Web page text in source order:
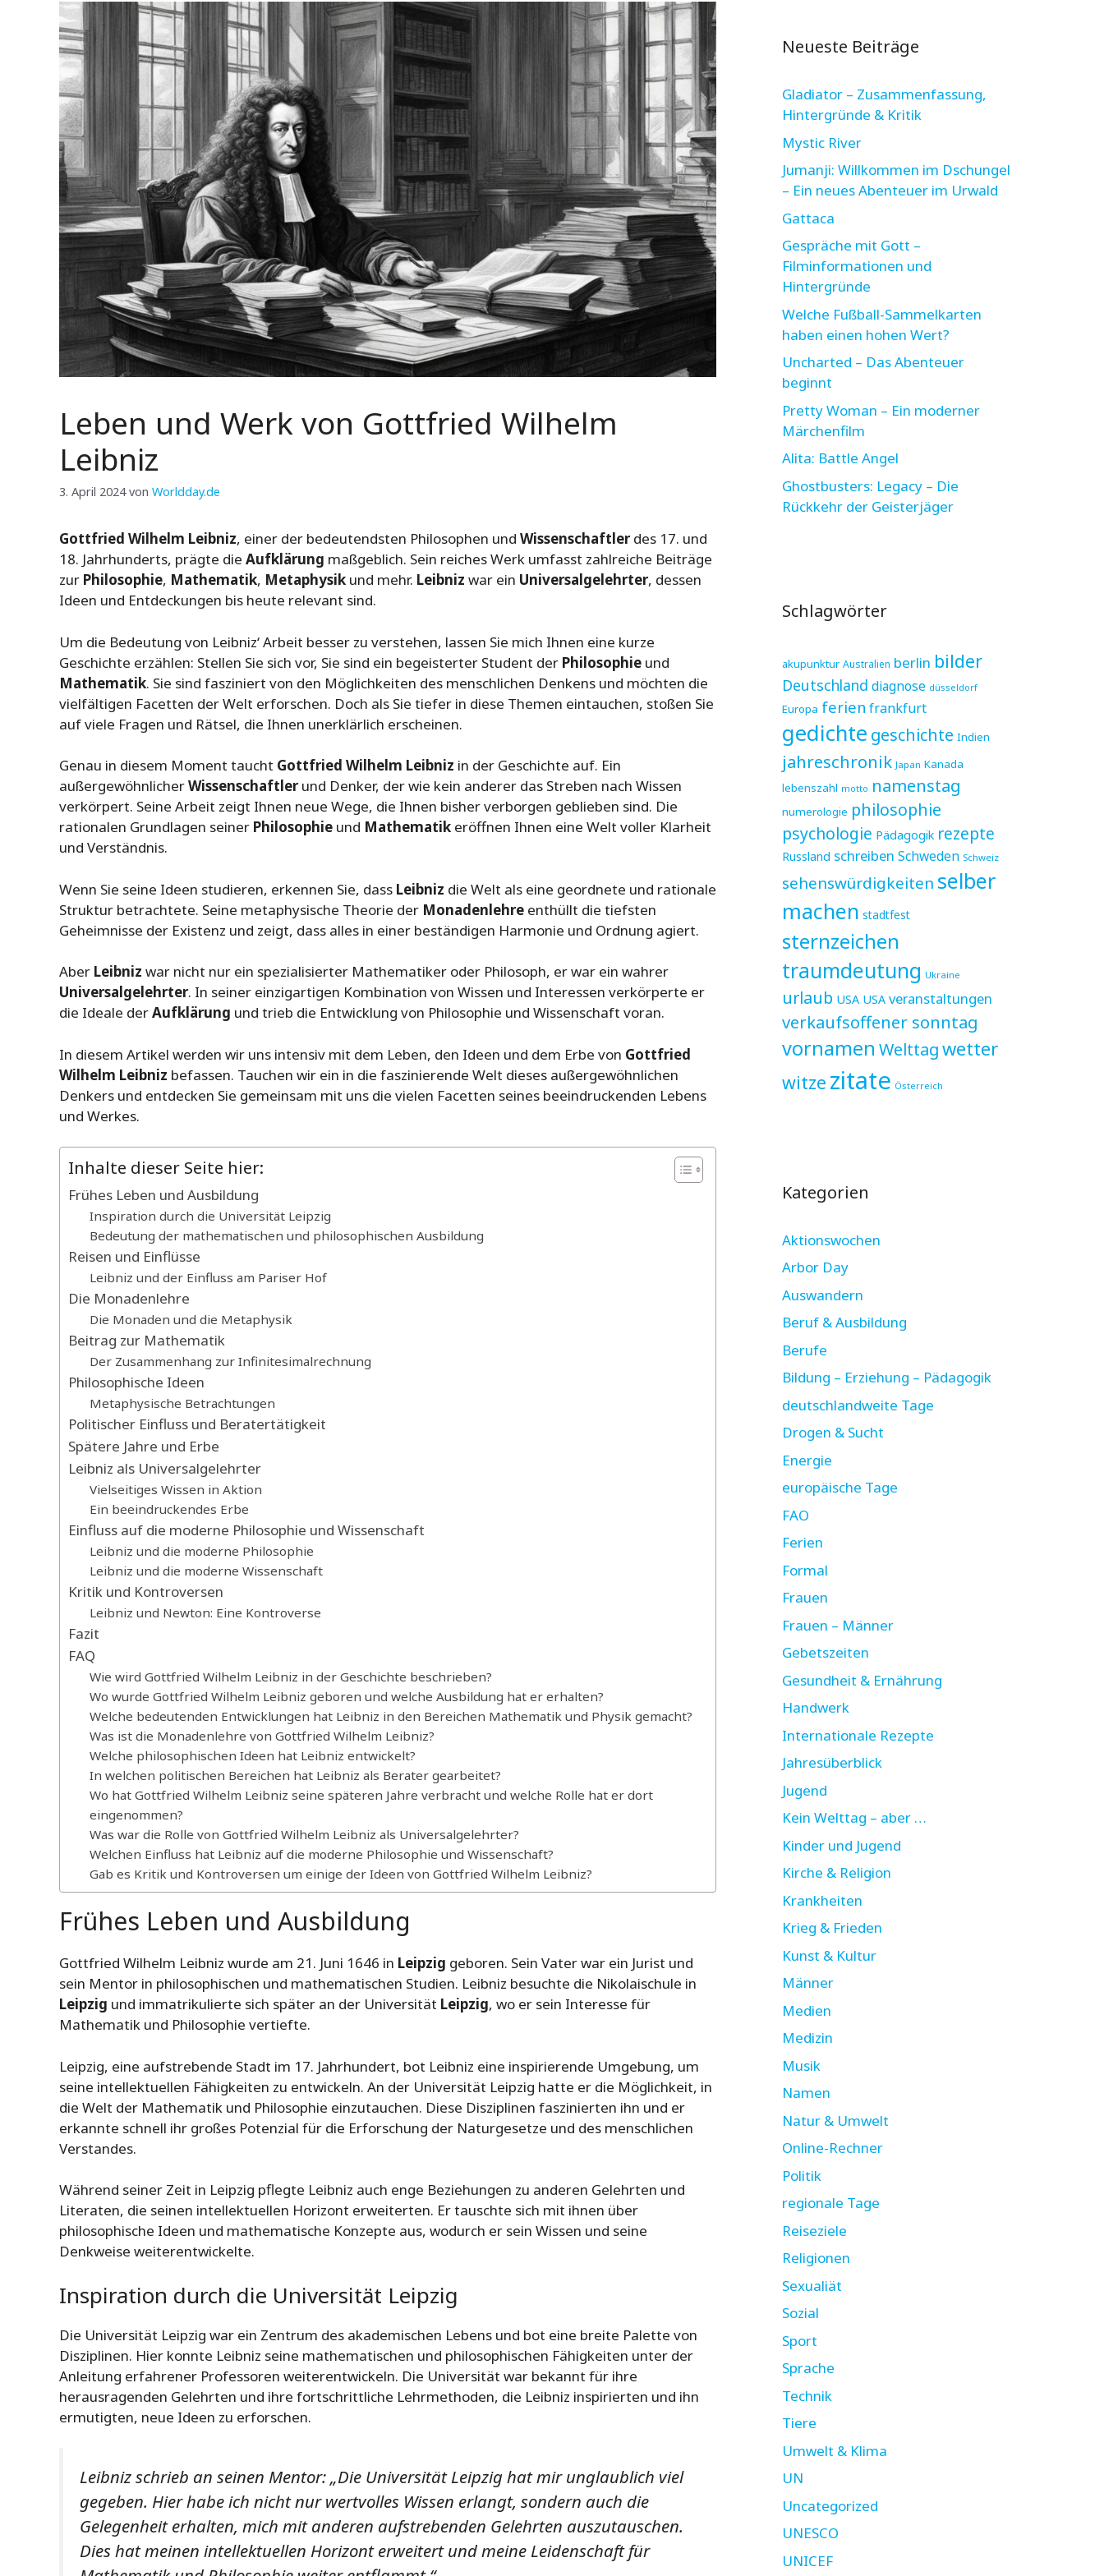
Leben und Werk von Gottfried Wilhelm
Leibniz
3. April 2024 von Worldday.de
Gottfried Wilhelm Leibniz, einer der bedeutendsten Philosophen und Wissenschaftlerdes 17. und
18. Jahrhunderts, prägte die Aufklärung maßgeblich. Sein reiches Werk umfasst zahlreiche Beiträge
zur Philosophie, Mathematik, Metaphysik und mehr. Leibniz war ein Universalgelehrter, dessen
Ideen und Entdeckungen bis heute relevant sind.
Um die Bedeutung von Leibniz‘ Arbeit besser zu verstehen, lassen Sie mich Ihnen eine kurze
Geschichte erzählen: Stellen Sie sich vor, Sie sind ein begeisterter Student der Philosophie und
Mathematik. Sie sind fasziniert von den Möglichkeiten des menschlichen Denkens und möchten die
vielfältigen Facetten der Welt erforschen. Doch als Sie tiefer in diese Themen eintauchen, stoßen Sie
auf viele Fragen und Rätsel, die Ihnen unerklärlich erscheinen.
Genau in diesem Moment taucht Gottfried Wilhelm Leibniz in der Geschichte auf. Ein
außergewöhnlicherWissenschaftlerund Denker, der wie kein anderer das Streben nach Wissen
verkörpert. Seine Arbeit zeigt Ihnen neue Wege, die Ihnen bisher verborgen geblieben sind. Die
rationalen Grundlagen seiner Philosophie und Mathematik eröffnen Ihnen eine Welt voller Klarheit
und Verständnis.
Wenn Sie seine Ideen studieren, erkennen Sie, dass Leibniz die Welt als eine geordnete und rationale
Struktur betrachtete. Seine metaphysische Theorie der Monadenlehre enthüllt die tiefsten
Geheimnisse der Existenz und zeigt, dass alles in einer beständigen Harmonie und Ordnung agiert.
Aber Leibniz war nicht nur ein spezialisierter Mathematiker oder Philosoph, er war ein wahrer
Universalgelehrter. In seiner einzigartigen Kombination von Wissen und Interessen verkörperte er
die Ideale derAufklärung und trieb die Entwicklung von Philosophie und Wissenschaft voran.
In diesem Artikel werden wir uns intensiv mit dem Leben, den Ideen und dem Erbe von Gottfried
Wilhelm Leibniz befassen. Tauchen wir ein in die faszinierende Welt dieses außergewöhnlichen
Denkers und entdecken Sie gemeinsam mit uns die vielen Facetten seines beeindruckenden Lebens
und Werkes.
Inhalte dieser Seite hier:
Frühes Leben und Ausbildung
Inspiration durch die Universität Leipzig
Bedeutung der mathematischen und philosophischen Ausbildung
Reisen und Einflüsse
Leibniz und der Einfluss am Pariser Hof
Die Monadenlehre
Die Monaden und die Metaphysik
Beitrag zur Mathematik
Der Zusammenhang zur Infinitesimalrechnung
Philosophische Ideen
Metaphysische Betrachtungen
Politischer Einfluss und Beratertätigkeit
Spätere Jahre und Erbe
Leibniz als Universalgelehrter
Vielseitiges Wissen in Aktion
Ein beeindruckendes Erbe
Einfluss auf die moderne Philosophie und Wissenschaft
Leibniz und die moderne Philosophie
Leibniz und die moderne Wissenschaft
Kritik und Kontroversen
Leibniz und Newton: Eine Kontroverse
Fazit
FAQ
Wie wird Gottfried Wilhelm Leibniz in der Geschichte beschrieben?
Wo wurde Gottfried Wilhelm Leibniz geboren und welche Ausbildung hat er erhalten?
Welche bedeutenden Entwicklungen hat Leibniz in den Bereichen Mathematik und Physik gemacht?
Was ist die Monadenlehre von Gottfried Wilhelm Leibniz?
Welche philosophischen Ideen hat Leibniz entwickelt?
In welchen politischen Bereichen hat Leibniz als Berater gearbeitet?
Wo hat Gottfried Wilhelm Leibniz seine späteren Jahre verbracht und welche Rolle hat er dort
eingenommen?
Was war die Rolle von Gottfried Wilhelm Leibniz als Universalgelehrter?
Welchen Einfluss hat Leibniz auf die moderne Philosophie und Wissenschaft?
Gab es Kritik und Kontroversen um einige der Ideen von Gottfried Wilhelm Leibniz?
Frühes Leben und Ausbildung
Gottfried Wilhelm Leibniz wurde am 21. Juni 1646 in Leipzig geboren. Sein Vater war ein Jurist und
sein Mentor in philosophischen und mathematischen Studien. Leibniz besuchte die Nikolaischule in
Leipzig und immatrikulierte sich später an der Universität Leipzig, wo er sein Interesse für
Mathematik und Philosophie vertiefte.
Leipzig, eine aufstrebende Stadt im 17. Jahrhundert, bot Leibniz eine inspirierende Umgebung, um
seine intellektuellen Fähigkeiten zu entwickeln. An der Universität Leipzig hatte er die Möglichkeit, in
die Welt der Mathematik und Philosophie einzutauchen. Diese Disziplinen faszinierten ihn und er
erkannte schnell ihr großes Potenzial für die Erforschung der Naturgesetze und des menschlichen
Verstandes.
Während seiner Zeit in Leipzig pflegte Leibniz auch enge Beziehungen zu anderen Gelehrten und
Literaten, die seinen intellektuellen Horizont erweiterten. Er tauschte sich mit ihnen über
philosophische Ideen und mathematische Konzepte aus, wodurch er sein Wissen und seine
Denkweise weiterentwickelte.
Inspiration durch die Universität Leipzig
Die Universität Leipzig war ein Zentrum des akademischen Lebens und bot eine breite Palette von
Disziplinen. Hier konnte Leibniz seine mathematischen und philosophischen Fähigkeiten unter der
Anleitung erfahrener Professoren weiterentwickeln. Die Universität war bekannt für ihre
herausragenden Gelehrten und ihre fortschrittliche Lehrmethoden, die Leibniz inspirierten und ihn
ermutigten, neue Ideen zu erforschen.
Leibniz schrieb an seinen Mentor: „Die Universität Leipzig hat mir unglaublich viel
gegeben. Hier habe ich nicht nur wertvolles Wissen erlangt, sondern auch die
Gelegenheit erhalten, mich mit anderen aufstrebenden Gelehrten auszutauschen.
Dies hat meinen intellektuellen Horizont erweitert und meine Leidenschaft für
Neueste Beiträge
Gladiator – Zusammenfassung,
Hintergründe & Kritik
Mystic River
Jumanji: Willkommen im Dschungel
– Ein neues Abenteuer im Urwald
Gattaca
Gespräche mit Gott –
Filminformationen und
Hintergründe
Welche Fußball-Sammelkarten
haben einen hohen Wert?
Uncharted – Das Abenteuer
beginnt
Pretty Woman – Ein moderner
Märchenfilm
Alita: Battle Angel
Ghostbusters: Legacy – Die
Rückkehr der Geisterjäger
Schlagwörter
akupunktur Australien berlin bilder
Deutschland diagnose düsseldorf
Europa ferien frankfurt
gedichte geschichte Indien
jahreschronik Japan Kanada
lebenszahl motto namenstag
numerologie philosophie
psychologie Pädagogik rezepte
Russland schreiben Schweden Schweiz
sehenswürdigkeiten selber
machen stadtfest
sternzeichen
traumdeutung Ukraine
urlaub USA USA veranstaltungen
verkaufsoffener sonntag
vornamen Welttagwetter
witze zitate Österreich
Kategorien
Aktionswochen
Arbor Day
Auswandern
Beruf & Ausbildung
Berufe
Bildung – Erziehung – Pädagogik
deutschlandweite Tage
Drogen & Sucht
Energie
europäische Tage
FAO
Ferien
Formal
Frauen
Frauen – Männer
Gebetszeiten
Gesundheit & Ernährung
Handwerk
Internationale Rezepte
Jahresüberblick
Jugend
Kein Welttag – aber …
Kinder und Jugend
Kirche & Religion
Krankheiten
Krieg & Frieden
Kunst & Kultur
Männer
Medien
Medizin
Musik
Namen
Natur & Umwelt
Online-Rechner
Politik
regionale Tage
Reiseziele
Religionen
Sexualiät
Sozial
Sport
Sprache
Technik
Tiere
Umwelt & Klima
UN
Uncategorized
UNESCO
UNICEF